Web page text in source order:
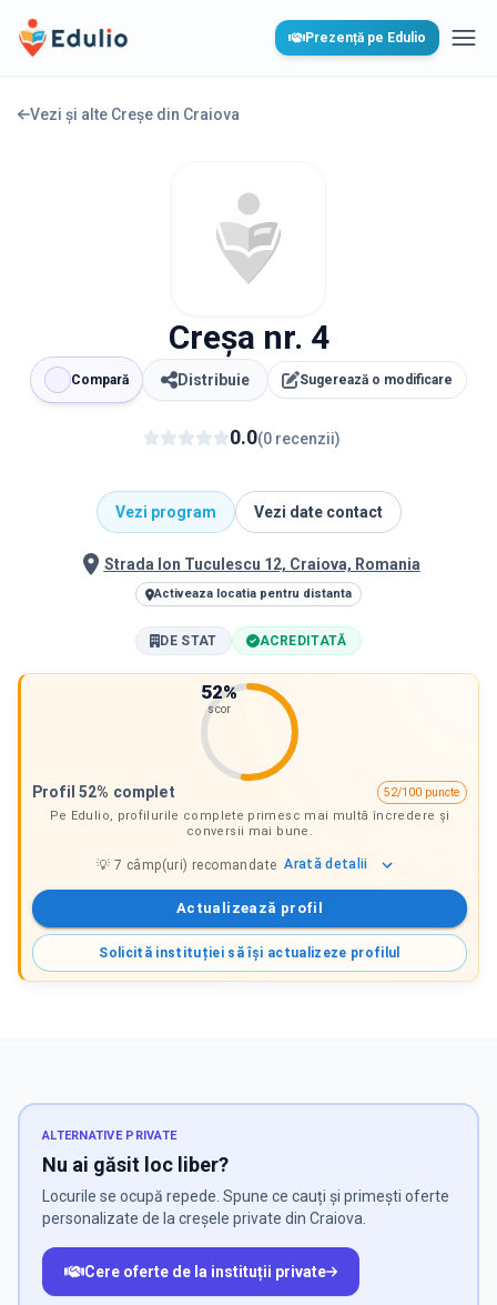
Edulio Prezență pe Edulio
Vezi și alte Creșe din Craiova
Creșa nr. 4
Compară Distribuie Sugerează o modificare
0.0(0 recenzii)
Vezi program Vezi date contact
Strada Ion Tuculescu 12, Craiova, Romania
Activeaza locatia pentru distanta
DE STAT ACREDITATĂ
52%
scor
Profil 52% complet
52/100 puncte
Pe Edulio, profilurile complete primesc mai multă încredere și
conversii mai bune.
💡7 câmp(uri) recomandate Arată detalii
Actualizează profil
Solicită instituției să își actualizeze profilul
ALTERNATIVE PRIVATE
Nu ai găsit loc liber?
Locurile se ocupă repede. Spune ce cauți și primești oferte
personalizate de la creșele private din Craiova.
Cere oferte de la instituții private